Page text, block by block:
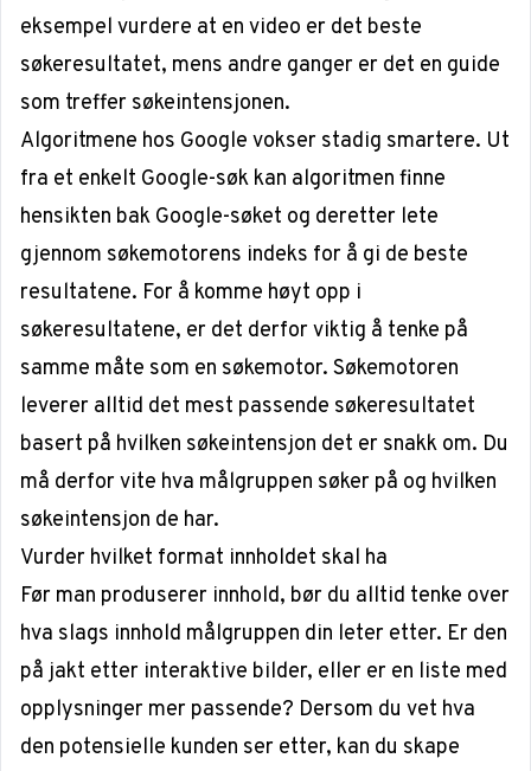
eksempel vurdere at en video er det beste
søkeresultatet, mens andre ganger er det en guide
som treffer søkeintensjonen.
Algoritmene hos Google vokser stadig smartere. Ut
fra et enkelt Google-søk kan algoritmen finne
hensikten bak Google-søket og deretter lete
gjennom søkemotorens indeks for å gi de beste
resultatene. For å komme høyt opp i
søkeresultatene, er det derfor viktig å tenke på
samme måte som en søkemotor. Søkemotoren
leverer alltid det mest passende søkeresultatet
basert på hvilken søkeintensjon det er snakk om. Du
må derfor vite hva målgruppen søker på og hvilken
søkeintensjon de har.
Vurder hvilket format innholdet skal ha
Før man produserer innhold, bør du alltid tenke over
hva slags innhold målgruppen din leter etter. Er den
på jakt etter interaktive bilder, eller er en liste med
opplysninger mer passende? Dersom du vet hva
den potensielle kunden ser etter, kan du skape